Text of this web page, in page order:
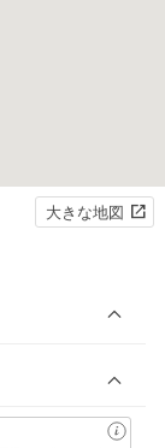
大きな地図